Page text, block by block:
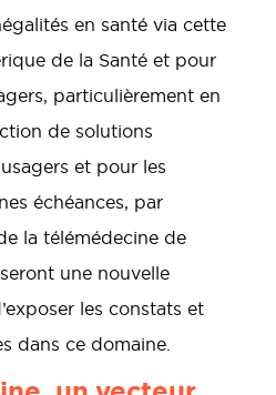
en santé via cette
de la Santé et pour
particulièrement en
de solutions
et pour les
échéances, par
la télémédecine de
une nouvelle
les constats et
dans ce domaine.